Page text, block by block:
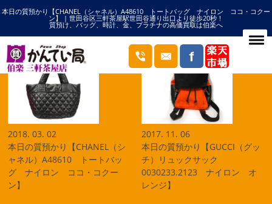
本日の質預かり【CHANEL（シャネル）A48610 トートバッグ ナイロン ココ・コクー
ン】 | 世田谷区三軒茶屋駅世田谷通り出口より徒歩20秒！
質預け、バッグ、時計、金、プラチナの高価買取は伯楽へ
HOME ナイロンの記事一覧
ブログ
2018. 03. 02
本日の質預かり【CHANEL（シ
ャネル）A48610 トートバッ
グ ナイロン ココ・コクー
ン】
2017. 11. 06
本日の質預かり【GUCCI（グッ
チ）リュックサック
0030233.2123 ナイロン オ
レンジ】